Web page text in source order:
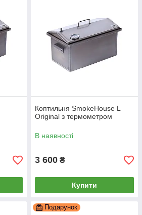
Коптильня SmokeHouse L
Original з термометром
В наявності
3 600 ₴
Купити
Подарунок